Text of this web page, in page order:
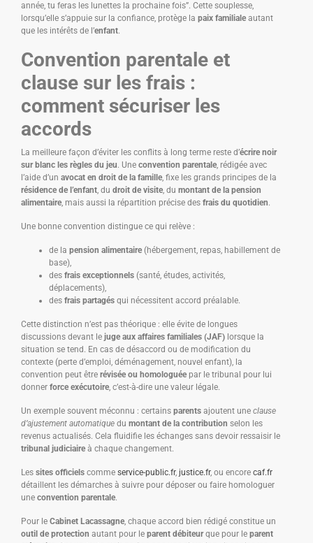
année, tu feras les lunettes la prochaine fois”. Cette souplesse,
lorsqu’elle s’appuie sur la confiance, protège la paix familiale autant
que les intérêts de l’enfant.
Convention parentale et
clause sur les frais :
comment sécuriser les
accords
La meilleure façon d’éviter les conflits à long terme reste d’écrire noir
sur blanc les règles du jeu. Une convention parentale, rédigée avec
l’aide d’un avocat en droit de la famille, fixe les grands principes de la
résidence de l’enfant, du droit de visite, du montant de la pension
alimentaire, mais aussi la répartition précise des frais du quotidien.
Une bonne convention distingue ce qui relève :
de la pension alimentaire (hébergement, repas, habillement de
base),
des frais exceptionnels (santé, études, activités,
déplacements),
des frais partagés qui nécessitent accord préalable.
Cette distinction n’est pas théorique : elle évite de longues
discussions devant le juge aux affaires familiales (JAF) lorsque la
situation se tend. En cas de désaccord ou de modification du
contexte (perte d’emploi, déménagement, nouvel enfant), la
convention peut être révisée ou homologuée par le tribunal pour lui
donner force exécutoire, c’est-à-dire une valeur légale.
Un exemple souvent méconnu : certains parents ajoutent une clause
d’ajustement automatique du montant de la contribution selon les
revenus actualisés. Cela fluidifie les échanges sans devoir ressaisir le
tribunal judiciaire à chaque changement.
Les sites officiels comme service-public.fr, justice.fr, ou encore caf.fr
détaillent les démarches à suivre pour déposer ou faire homologuer
une convention parentale.
Pour le Cabinet Lacassagne, chaque accord bien rédigé constitue un
outil de protection autant pour le parent débiteurque pour le parent